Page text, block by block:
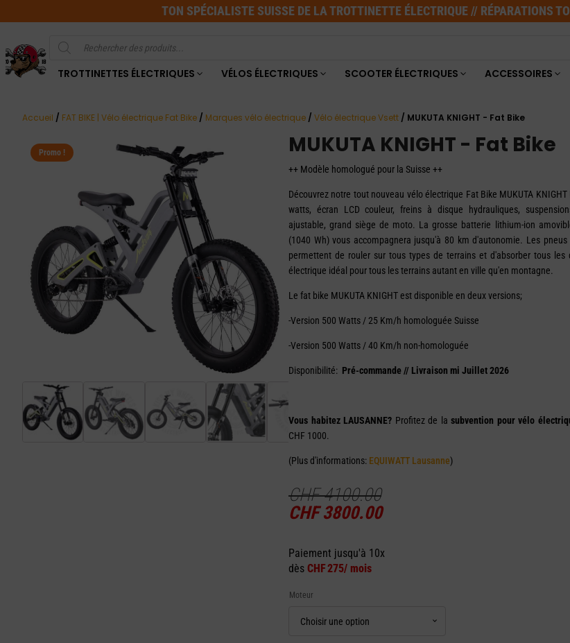
TON SPÉCIALISTE SUISSE DE LA TROTTINETTE ÉLECTRIQUE // RÉPARATIONS
Recherche
produits
TROTTINETTES ÉLECTRIQUES VÉLOS ÉLECTRIQUES SCOOTER ÉLECTRIQUES ACCESSOIRES
Accueil / FAT BIKE | Vélo électrique Fat Bike / Marques vélo électrique / Vélo électrique Vsett / MUKUTA KNIGHT - Fat Bike
Promo ! MUKUTA KNIGHT - Fat Bike
++ Modèle homologué pour la Suisse ++
Découvrez notre tout nouveau vélo électrique Fat Bike MUKUTA
watts, écran LCD couleur, freins à disque hydrauliques,
ajustable, grand siège de moto. La grosse batterie lithium-ion
(1040 Wh) vous accompagnera jusqu'à 80 km d'autonomie. Les
permettent de rouler sur tous types de terrains et d'absorber tous les
électrique idéal pour tous les terrains autant en ville qu'en montagne.
Le fat bike MUKUTA KNIGHT est disponible en deux versions;
-Version 500 Watts / 25 Km/h homologuée Suisse
-Version 500 Watts / 40 Km/h non-homologuée
Disponibilité: Pré-commande // Livraison mi Juillet 2026
Vous habitez LAUSANNE? Profitez de la subvention pour vélo
CHF 1000.
(Plus d'informations: EQUIWATT Lausanne)
CHF4100.00
CHF3800.00
Paiement jusqu'à 10x
dès CHF 275/ mois
Moteur